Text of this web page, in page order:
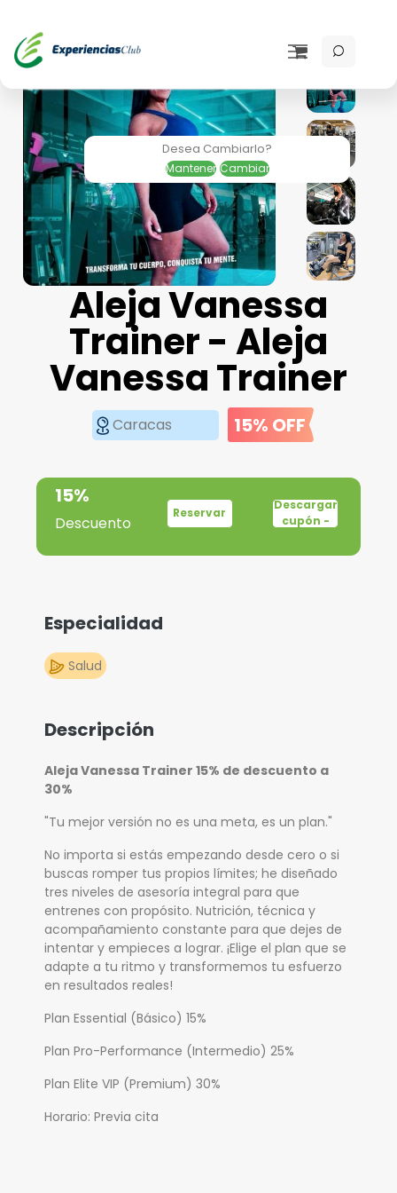
Desea Cambiarlo?
Mantener Cambiar
Aleja Vanessa
Trainer - Aleja
Vanessa Trainer
Caracas 15% OFF
15%
Descuento Reservar
Descargar
cupón -
Especialidad
Salud
Descripción
Aleja Vanessa Trainer 15% de descuento a
30%
"Tu mejor versión no es una meta, es un plan."
No importa si estás empezando desde cero o si
buscas romper tus propios límites; he diseñado
tres niveles de asesoría integral para que
entrenes con propósito. Nutrición, técnica y
acompañamiento constante para que dejes de
intentar y empieces a lograr. ¡Elige el plan que se
adapte a tu ritmo y transformemos tu esfuerzo
en resultados reales!
Plan Essential (Básico) 15%
Plan Pro-Performance (Intermedio) 25%
Plan Elite VIP (Premium) 30%
Horario: Previa cita